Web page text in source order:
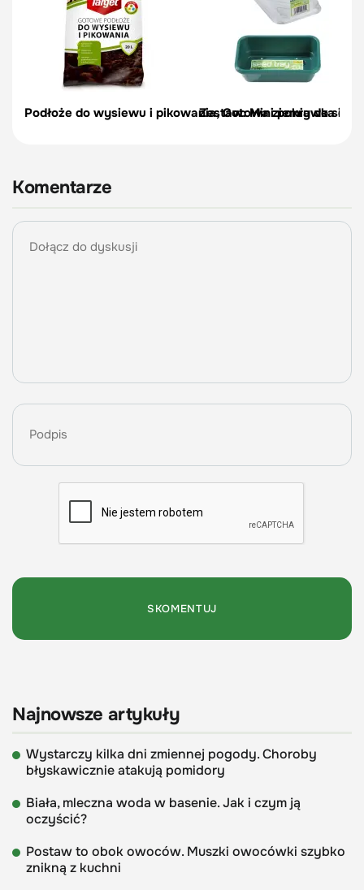
Podłoże do wysiewu i pikowania, Gotowa ziemia do
Zestaw: Mini pokrywka do
Komentarze
Najnowsze artykuły
Wystarczy kilka dni zmiennej pogody. Choroby
błyskawicznie atakują pomidory
Biała, mleczna woda w basenie. Jak i czym ją
oczyścić?
Postaw to obok owoców. Muszki owocówki szybko
znikną z kuchni